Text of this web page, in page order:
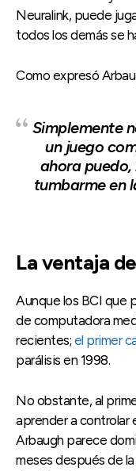
Neuralink, puede
todos los demás se
Como expresó
Simplemente
un juego
ahora
tumbarme en
La ventaja
Aunque los BCI que
de computadora
recientes;el primer
parálisis en 1998.
No obstante, al
aprender a controlar
Arbaugh parece
meses después de